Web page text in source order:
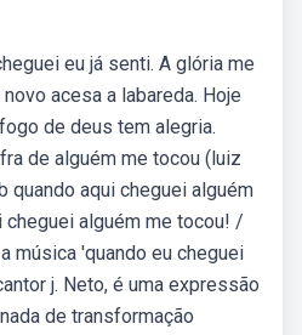
eu já senti. A glória me
acesa a labareda. Hoje
de deus tem alegria.
de alguém me tocou (luiz
quando aqui cheguei alguém
alguém me tocou! /
música 'quando eu cheguei
j. Neto, é uma expressão
de transformação